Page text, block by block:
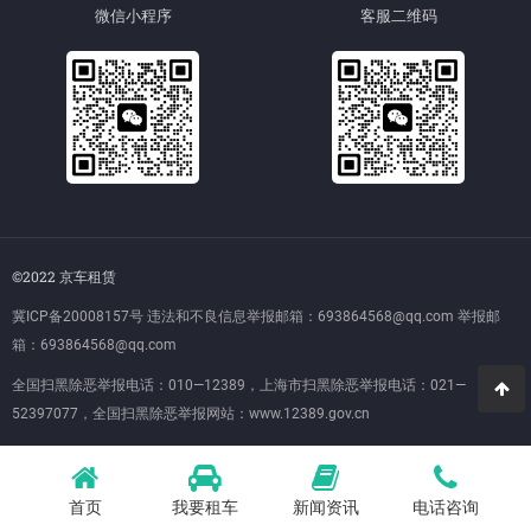
微信小程序 客服二维码
©2022 京车租赁
冀ICP备20008157号 违法和不良信息举报邮箱：693864568@qq.com 举报邮
箱：693864568@qq.com
全国扫黑除恶举报电话：010—12389，上海市扫黑除恶举报电话：021—
52397077，全国扫黑除恶举报网站： www.12389.gov.cn
首页 我要租车 新闻资讯 电话咨询